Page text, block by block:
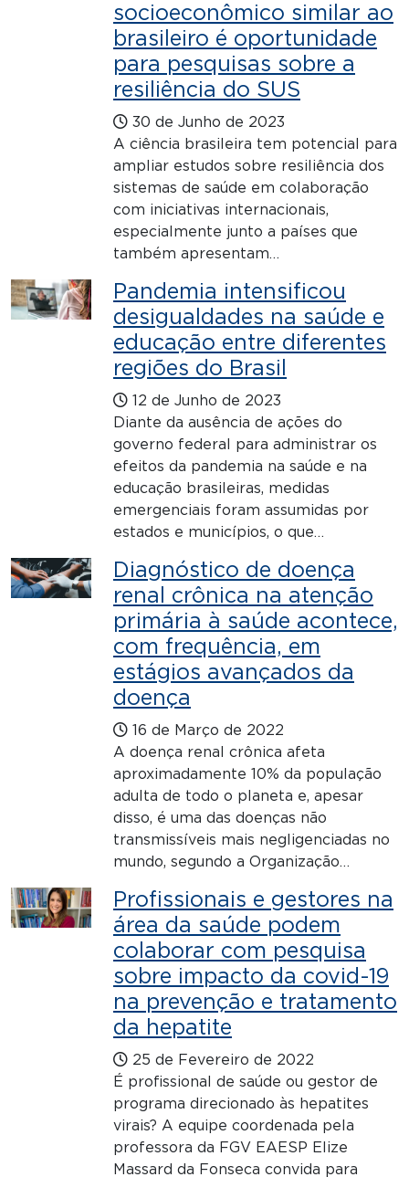
socioeconômico similar ao
brasileiro é oportunidade
para pesquisas sobre a
resiliência do SUS
30 de Junho de 2023
A ciência brasileira tem potencial para
ampliar estudos sobre resiliência dos
sistemas de saúde em colaboração
com iniciativas internacionais,
especialmente junto a países que
também apresentam…
Pandemia intensificou
desigualdades na saúde e
educação entre diferentes
regiões do Brasil
12 de Junho de 2023
Diante da ausência de ações do
governo federal para administrar os
efeitos da pandemia na saúde e na
educação brasileiras, medidas
emergenciais foram assumidas por
estados e municípios, o que…
Diagnóstico de doença
renal crônica na atenção
primária à saúde acontece,
com frequência, em
estágios avançados da
doença
16 de Março de 2022
A doença renal crônica afeta
aproximadamente 10% da população
adulta de todo o planeta e, apesar
disso, é uma das doenças não
transmissíveis mais negligenciadas no
mundo, segundo a Organização…
Profissionais e gestores na
área da saúde podem
colaborar com pesquisa
sobre impacto da covid-19
na prevenção e tratamento
da hepatite
25 de Fevereiro de 2022
É profissional de saúde ou gestor de
programa direcionado às hepatites
virais? A equipe coordenada pela
professora da FGV EAESP Elize
Massard da Fonseca convida para